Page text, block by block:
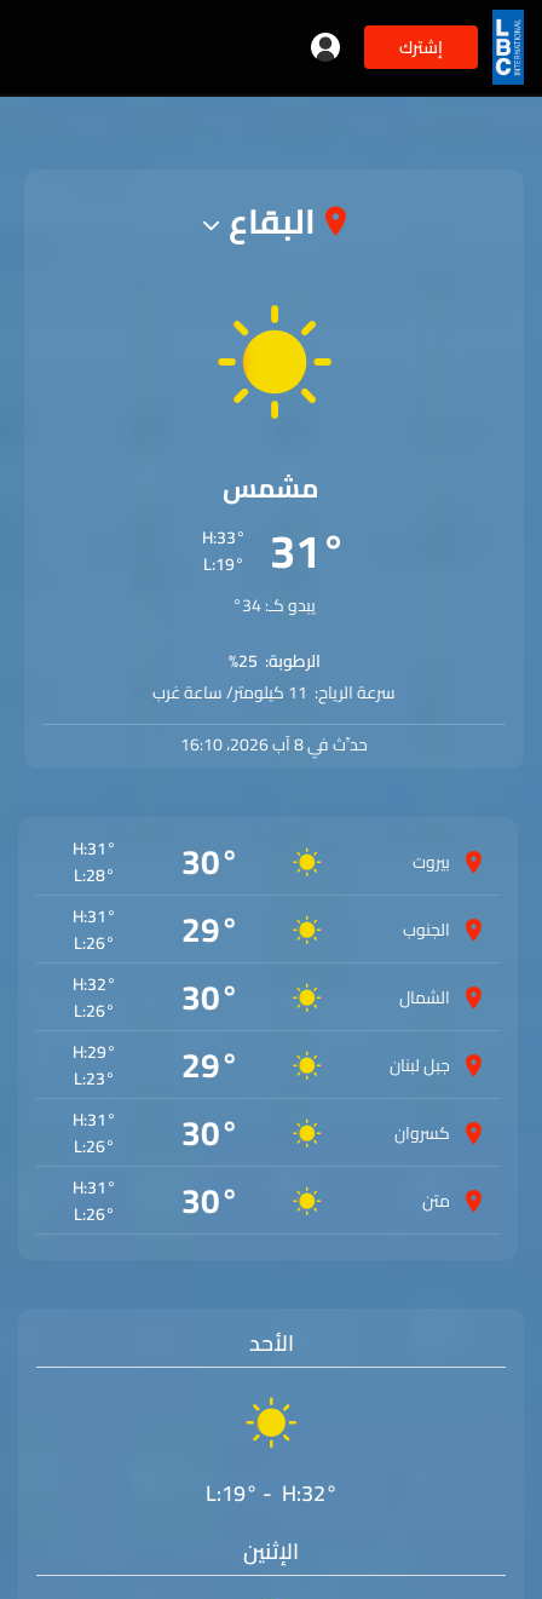
إشترك
البقاع
مشمس
31°
H:33°
L:19°
يبدو كـ: 34°
الرطوبة: 25%
سرعة الرياح: 11 كيلومتر/ ساعة غرب
حدِّث في 8 آب 2026، 16:10
بيروت 30°
H:31°
L:28°
الجنوب
29°
H:31°
L:26°
الشمال
30°
H:32°
L:26°
جبل لبنان
29°
H:29°
L:23°
كسروان
30°
H:31°
L:26°
متن
30°
H:31°
L:26°
الأحد
L:19° - H:32°
الإثنين